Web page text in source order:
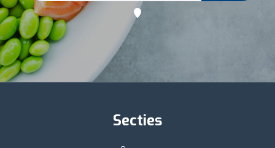
Secties